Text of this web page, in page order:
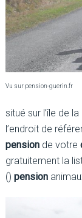
Vu sur pension-guerin.fr
situé sur l’île de
l’endroit de
pensionde votre
gratuitement la
() pension